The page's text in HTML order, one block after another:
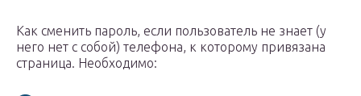
Как сменить пароль, если пользователь не знает (у
него нет с собой) телефона, к которому привязана
страница. Необходимо: